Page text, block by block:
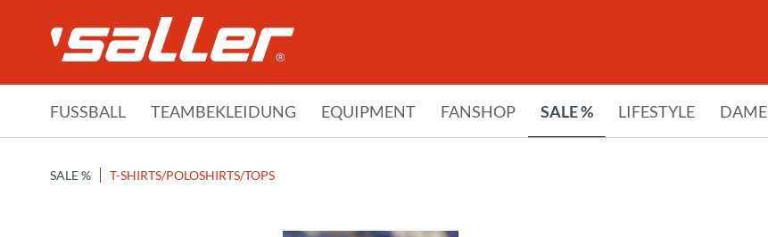
FUSSBALL TEAMBEKLEIDUNG EQUIPMENT FANSHOP SALE % LIFESTYLE
SALE % T-SHIRTS/POLOSHIRTS/TOPS